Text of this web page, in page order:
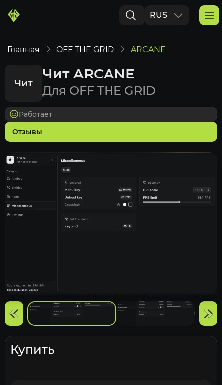
RUS
Главная OFF THE GRID ARCANE
Чит
Чит ARCANE
Для OFF THE GRID
Отзывы
Работает
Купить